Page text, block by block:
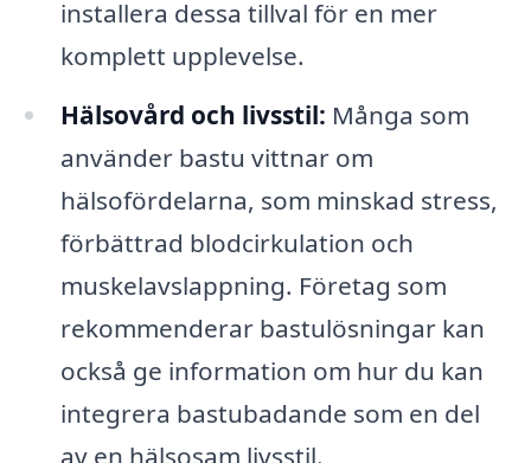
installera dessa tillval för en mer
komplett upplevelse.
Hälsovård och livsstil: Många som
använder bastu vittnar om
hälsofördelarna, som minskad stress,
förbättrad blodcirkulation och
muskelavslappning. Företag som
rekommenderar bastulösningar kan
också ge information om hur du kan
integrera bastubadande som en del
av en hälsosam livsstil.